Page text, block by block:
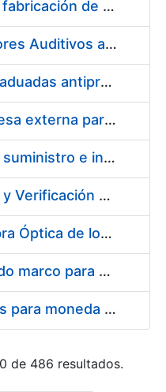
Acuerdo marco para la fabricación de piezas
Suministro de Protectores Auditivos a medida para las personas trabajadoras de los Centros de Trabajo de Madrid y Burgos
Suministro de gafas graduadas antiproyecciones para los trabajadores de la FNMT-RCM en los centros de trabajo de Madrid y Burgos
Servicios de una empresa externa para el asesoramiento y resolución de los recursos de alzada que se presentan relacionados con procesos de selección para la FNMT-RCM
Acuerdo marco para el suministro e instalación de persianas, estores y otros complementos
Servicio de Calibración y Verificación Externa de los Equipos de Medición del Servicio de Prevención de la FNMT-RCM
Conexión mediante Fibra Óptica de los Centros de Proceso de Datos (CPDs) de las sedes de la FNMT-RCM de Burgos y Madrid
Contratación de acuerdo marco para el Suministro de Material de Electricidad para la Fábrica Nacional de Moneda y Timbre-Real Casa de la Moneda en su centro de trabajo de Burgos
Suministro de estuches para moneda de 30 €
de 486 resultados.